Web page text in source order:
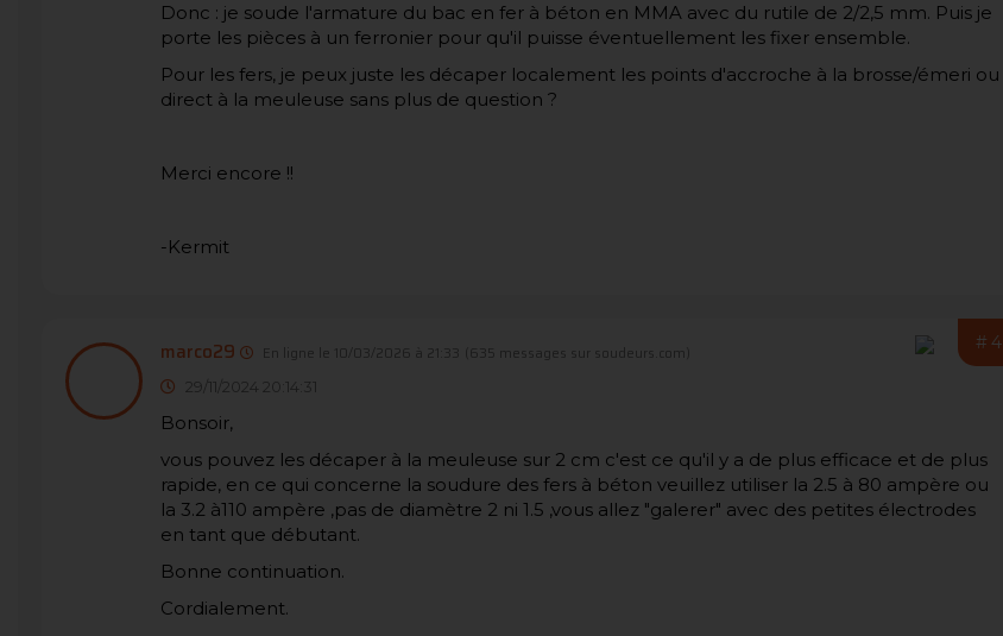
Donc : je soude l'armature du bac en fer à béton en MMA avec du rutile de 2/2,5 mm. Puis je
porte les pièces à un ferronier pour qu'il puisse éventuellement les fixer ensemble.
Pour les fers, je peux juste les décaper localement les points d'accroche à la brosse/émeri ou
direct à la meuleuse sans plus de question ?
Merci encore !!
-Kermit
#4
marco29 En ligne le 10/03/2026 à 21:33 (635 messages sur soudeurs.com)
29/11/2024 20:14:31
Bonsoir,
vous pouvez les décaper à la meuleuse sur 2 cm c'est ce qu'il y a de plus efficace et de plus
rapide, en ce qui concerne la soudure des fers à béton veuillez utiliser la 2.5 à 80 ampère ou
la 3.2 à110 ampère ,pas de diamètre 2 ni 1.5 ,vous allez "galerer" avec des petites électrodes
en tant que débutant.
Bonne continuation.
Cordialement.